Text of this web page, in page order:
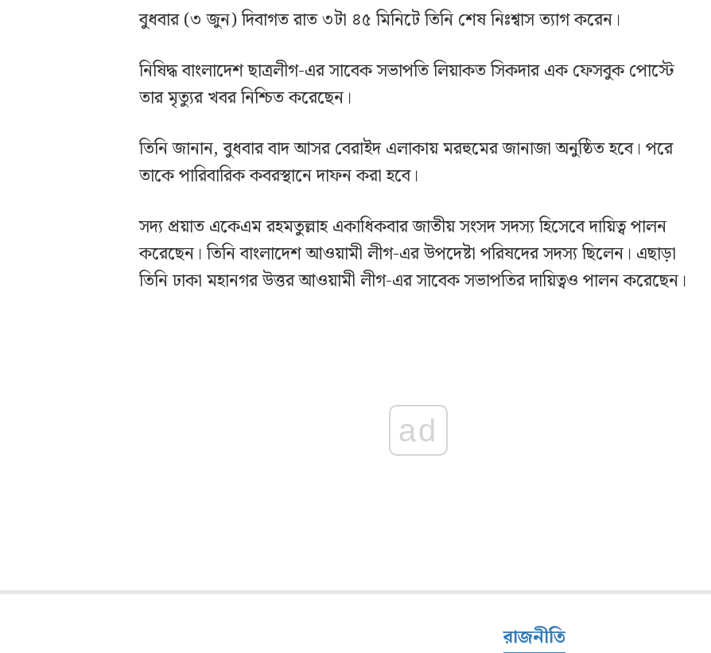
বুধবার (৩ জুন) দিবাগত রাত ৩টা ৪৫ মিনিটে তিনি শেষ নিঃশ্বাস ত্যাগ করেন।
নিষিদ্ধ বাংলাদেশ ছাত্রলীগ-এর সাবেক সভাপতি লিয়াকত সিকদার এক ফেসবুক পোস্টে
তার মৃত্যুর খবর নিশ্চিত করেছেন।
তিনি জানান, বুধবার বাদ আসর বেরাইদ এলাকায় মরহুমের জানাজা অনুষ্ঠিত হবে। পরে
তাকে পারিবারিক কবরস্থানে দাফন করা হবে।
সদ্য প্রয়াত একেএম রহমতুল্লাহ একাধিকবার জাতীয় সংসদ সদস্য হিসেবে দায়িত্ব পালন
করেছেন। তিনি বাংলাদেশ আওয়ামী লীগ-এর উপদেষ্টা পরিষদের সদস্য ছিলেন। এছাড়া
তিনি ঢাকা মহানগর উত্তর আওয়ামী লীগ-এর সাবেক সভাপতির দায়িত্বও পালন করেছেন।
ad
রাজনীতি